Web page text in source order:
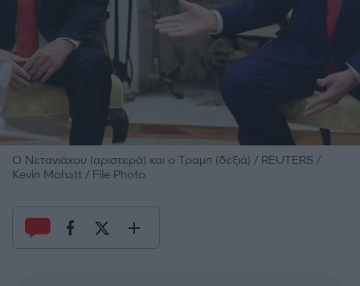
Ο Νετανιάχου (αριστερά) και ο Τραμπ (δεξιά) / REUTERS /
Kevin Mohatt / File Photo